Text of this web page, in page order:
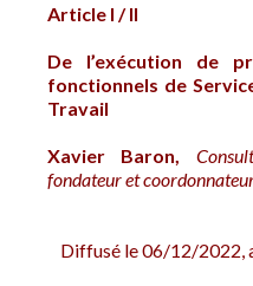
Article I / II
De l’exécution de
fonctionnels de
Travail
Xavier Baron,
fondateur et
Diffusé le 06/12/2022,